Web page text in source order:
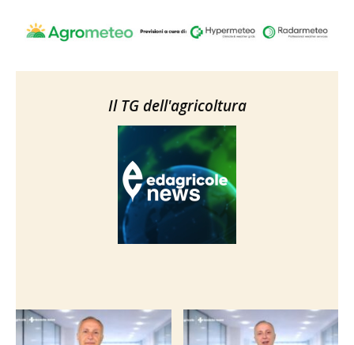
Il TG dell'agricoltura